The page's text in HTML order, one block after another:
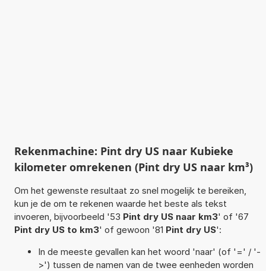
Rekenmachine: Pint dry US naar Kubieke
kilometer omrekenen (Pint dry US naar km³)
Om het gewenste resultaat zo snel mogelijk te bereiken,
kun je de om te rekenen waarde het beste als tekst
invoeren, bijvoorbeeld '53 Pint dry US naar km3' of '67
Pint dry US to km3' of gewoon '81 Pint dry US':
In de meeste gevallen kan het woord 'naar' (of '=' / '-
>') tussen de namen van de twee eenheden worden